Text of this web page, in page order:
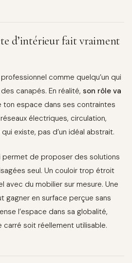
d’intérieur fait vraiment
comme quelqu’un qui
canapés. En réalité, son rôle va
ton espace dans ses contraintes
électriques, circulation,
existe, pas d’un idéal abstrait.
permet de proposer des solutions
seul. Un couloir trop étroit
avec du mobilier sur mesure. Une
gagner en surface perçue sans
l’espace dans sa globalité,
soit réellement utilisable.